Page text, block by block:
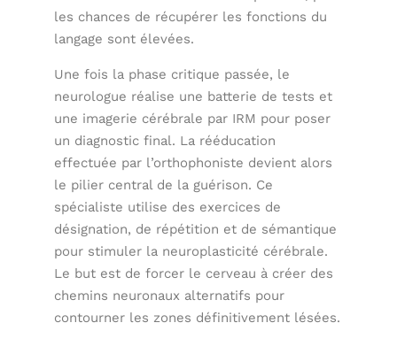
les chances de récupérer les fonctions du
langage sont élevées.
Une fois la phase critique passée, le
neurologue réalise une batterie de tests et
une imagerie cérébrale par IRM pour poser
un diagnostic final. La rééducation
effectuée par l’orthophoniste devient alors
le pilier central de la guérison. Ce
spécialiste utilise des exercices de
désignation, de répétition et de sémantique
pour stimuler la neuroplasticité cérébrale.
Le but est de forcer le cerveau à créer des
chemins neuronaux alternatifs pour
contourner les zones définitivement lésées.